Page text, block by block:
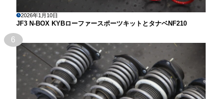
2026年1月10日
JF3 N-BOX KYBローファースポーツキットとタナベNF210
6